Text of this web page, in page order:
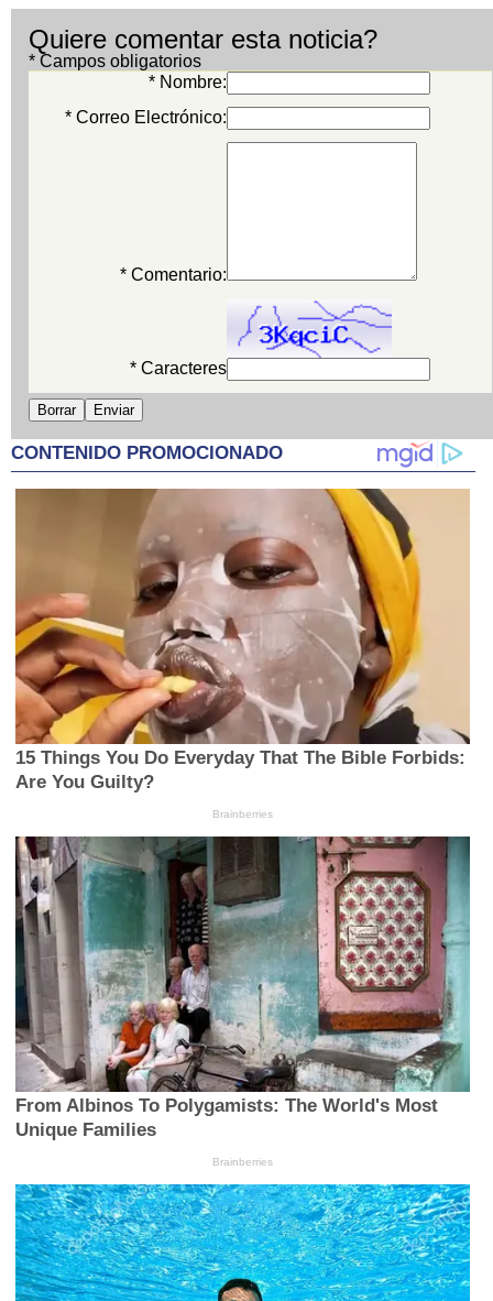
Quiere comentar esta noticia?
* Campos obligatorios
* Nombre:
* Correo Electrónico:
* Comentario:
* Caracteres